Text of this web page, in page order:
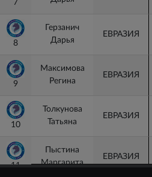
7
8
Герзанич
Дарья
ЕВРАЗИЯ
9
Максимова
Регина
ЕВРАЗИЯ
10
Толкунова
Татьяна
ЕВРАЗИЯ
11
Пыстина
Маргарита
ЕВРАЗИЯ
7
8
9
10
11